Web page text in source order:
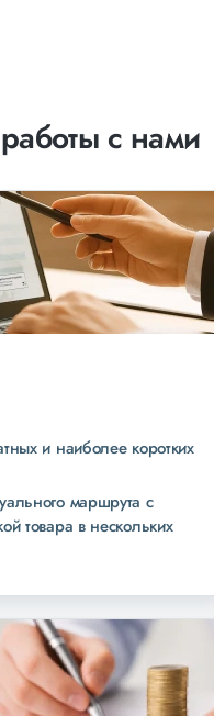
с нами
и наиболее коротких
маршрута с
товара в нескольких